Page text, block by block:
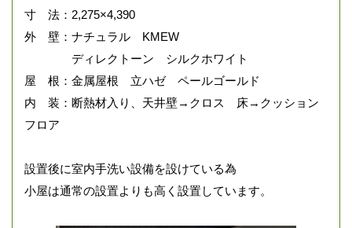
寸 法：2,275×4,390
外 壁：ナチュラル KMEW
ディレクトーン シルクホワイト
屋 根：金属屋根 立ハゼ ペールゴールド
内 装：断熱材入り、天井壁→クロス 床→クッション
フロア
設置後に室内手洗い設備を設けている為
小屋は通常の設置よりも高く設置しています。